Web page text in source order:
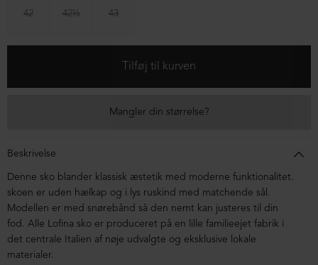
42 42½ 43
Mangler din størrelse?
Beskrivelse
Denne sko blander klassisk æstetik med moderne funktionalitet.
skoen er uden hælkap og i lys ruskind med matchende sål.
Modellen er med snørebånd så den nemt kan justeres til din
fod. Alle Lofina sko er produceret på en lille familieejet fabrik i
det centrale Italien af nøje udvalgte og eksklusive lokale
materialer.